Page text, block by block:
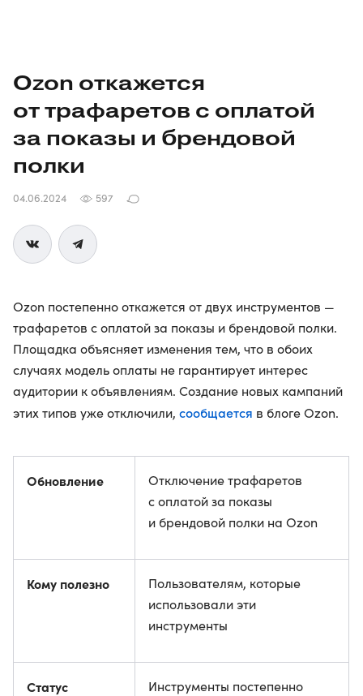
Ozon откажется
от трафаретов с оплатой
за показы и брендовой
полки
04.06.2024 597
Ozon постепенно откажется от двух инструментов —
трафаретов с оплатой за показы и брендовой полки.
Площадка объясняет изменения тем, что в обоих
случаях модель оплаты не гарантирует интерес
аудитории к объявлениям. Создание новых кампаний
этих типов уже отключили, сообщается в блоге Ozon.
Обновление
Отключение трафаретов
с оплатой за показы
и брендовой полки на Ozon
Кому полезно
Пользователям, которые
использовали эти
инструменты
Статус
Инструменты постепенно